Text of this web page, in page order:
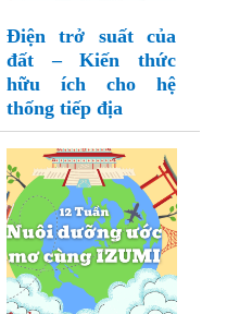
Điện trở suất của
đất – Kiến thức
hữu ích cho hệ
thống tiếp địa